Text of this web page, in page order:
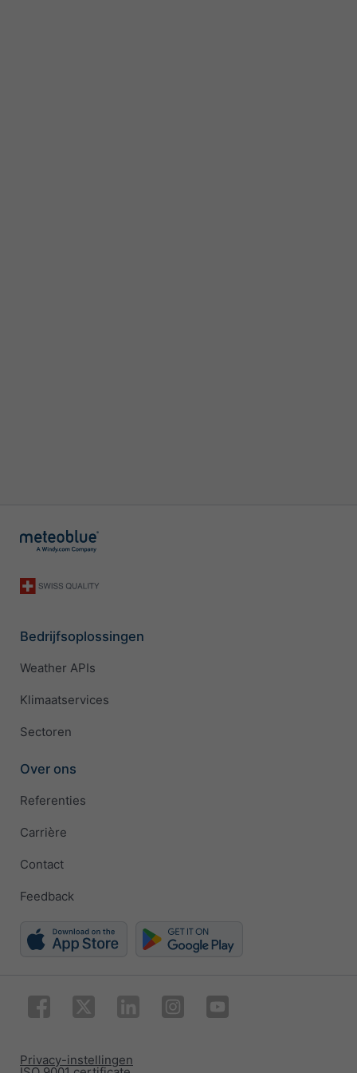
Bedrijfsoplossingen
Weather APIs
Klimaatservices
Sectoren
Over ons
Referenties
Carrière
Contact
Feedback
Privacy-instellingen